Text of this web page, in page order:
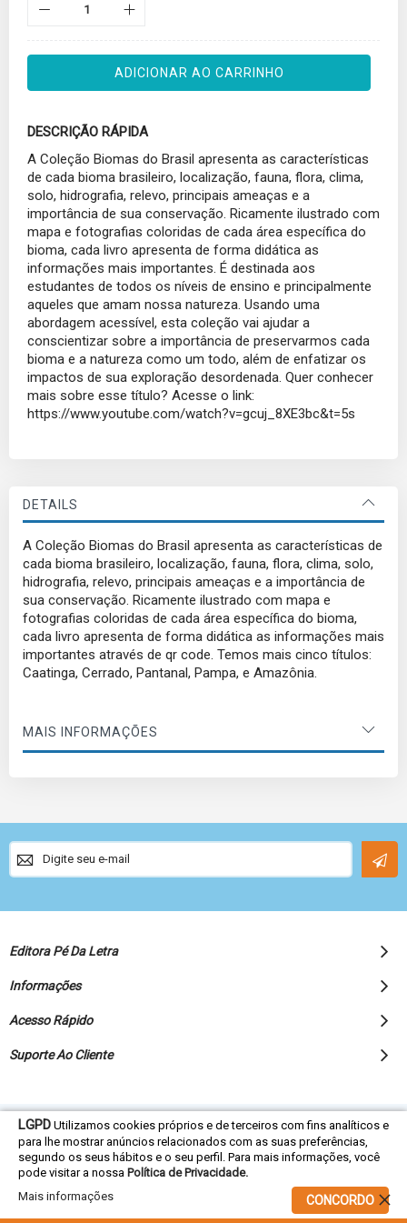
LGPD Utilizamos cookies próprios e de terceiros com fins analíticos e
para lhe mostrar anúncios relacionados com as suas preferências,
segundo os seus hábitos e o seu perfil. Para mais informações, você
pode visitar a nossa Política de Privacidade.
Mais informações
CONCORDO
ADICIONAR AO CARRINHO
DESCRIÇÃO RÁPIDA
A Coleção Biomas do Brasil apresenta as características
de cada bioma brasileiro, localização, fauna, flora, clima,
solo, hidrografia, relevo, principais ameaças e a
importância de sua conservação. Ricamente ilustrado com
mapa e fotografias coloridas de cada área específica do
bioma, cada livro apresenta de forma didática as
informações mais importantes. É destinada aos
estudantes de todos os níveis de ensino e principalmente
aqueles que amam nossa natureza. Usando uma
abordagem acessível, esta coleção vai ajudar a
conscientizar sobre a importância de preservarmos cada
bioma e a natureza como um todo, além de enfatizar os
impactos de sua exploração desordenada. Quer conhecer
mais sobre esse título? Acesse o link:
https://www.youtube.com/watch?v=gcuj_8XE3bc&t=5s
DETAILS
A Coleção Biomas do Brasil apresenta as características de
cada bioma brasileiro, localização, fauna, flora, clima, solo,
hidrografia, relevo, principais ameaças e a importância de
sua conservação. Ricamente ilustrado com mapa e
fotografias coloridas de cada área específica do bioma,
cada livro apresenta de forma didática as informações mais
importantes através de qr code. Temos mais cinco títulos:
Caatinga, Cerrado, Pantanal, Pampa, e Amazônia.
MAIS INFORMAÇÕES
Sign
Up
for
Newsletter:
Editora Pé Da Letra
Informações
Acesso Rápido
Suporte Ao Cliente
© 2022 Editora Pé da Letra - Todos os direitos reservados